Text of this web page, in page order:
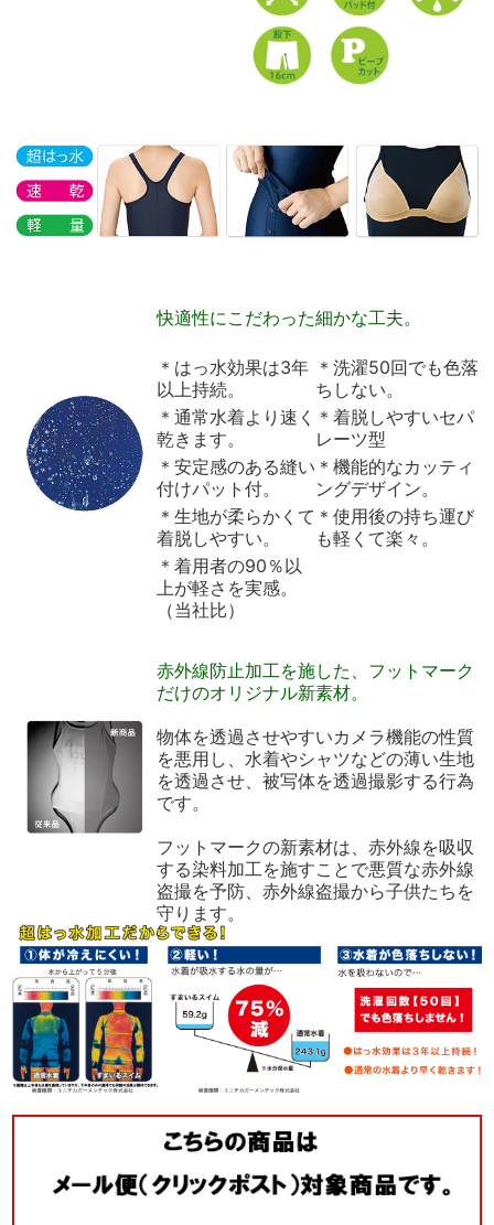
快適性にこだわった細かな工夫。
＊はっ水効果は3年
以上持続。
＊洗濯50回でも色落
ちしない。
＊通常水着より速く
乾きます。
＊着脱しやすいセパ
レーツ型
＊安定感のある縫い
付けパット付。
＊機能的なカッティ
ングデザイン。
＊生地が柔らかくて
着脱しやすい。
＊使用後の持ち運び
も軽くて楽々。
＊着用者の90％以
上が軽さを実感。
（当社比）
赤外線防止加工を施した、フットマーク
だけのオリジナル新素材。
物体を透過させやすいカメラ機能の性質
を悪用し、水着やシャツなどの薄い生地
を透過させ、被写体を透過撮影する行為
です。
フットマークの新素材は、赤外線を吸収
する染料加工を施すことで悪質な赤外線
盗撮を予防、赤外線盗撮から子供たちを
守ります。